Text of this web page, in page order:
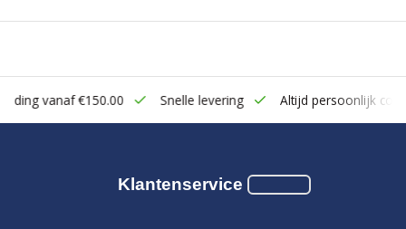
vanaf €150.00 Snelle levering Altijd persoonlijk
Klantenservice